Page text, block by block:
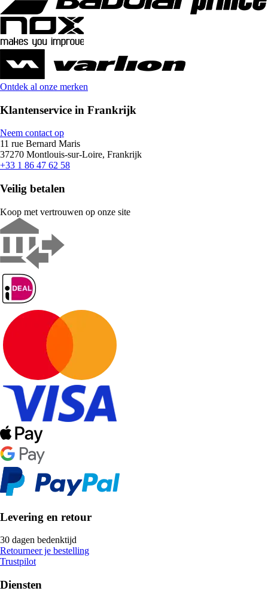
Ontdek al onze merken
Klantenservice in Frankrijk
Neem contact op
11 rue Bernard Maris
37270 Montlouis-sur-Loire, Frankrijk
+33 1 86 47 62 58
Veilig betalen
Koop met vertrouwen op onze site
Levering en retour
30 dagen bedenktijd
Retourneer je bestelling
Trustpilot
Diensten